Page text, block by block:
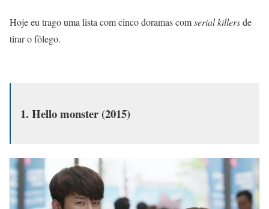
Hoje eu trago uma lista com cinco doramas comserial killersde
tirar o fôlego.
1. Hello monster (2015)